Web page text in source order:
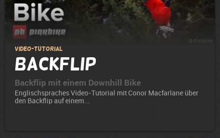
© Pinkbike
Video-Tutorial
Backflip
Backflip mit einem Downhill Bike
Englischspraches Video-Tutorial mit Conor Macfarlane über
den Backflip auf einem...